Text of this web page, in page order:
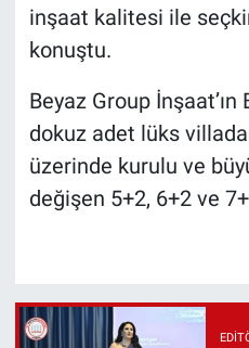
inşaat kalitesi ile
konuştu.
Beyaz Group
dokuz adet lüks
üzerinde kurulu ve
değişen 5+2, 6+2 ve